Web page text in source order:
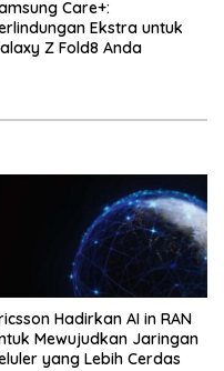
Care+:
Ekstra untuk
Z Fold8 Anda
Hadirkan AI in RAN
Mewujudkan Jaringan
yang Lebih Cerdas